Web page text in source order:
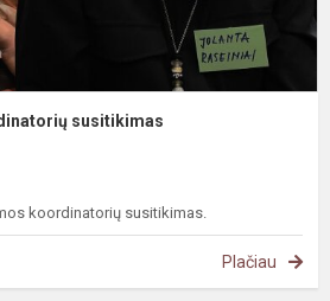
susitikimas
koordinatorių susitikimas.
Plačiau